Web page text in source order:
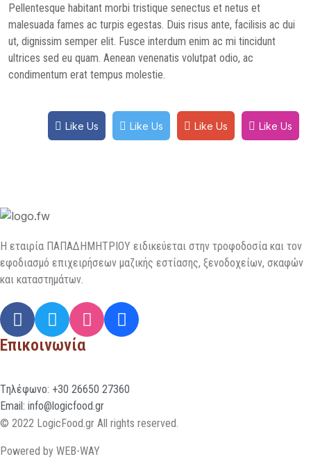
Pellentesque habitant morbi tristique senectus et netus et
malesuada fames ac turpis egestas. Duis risus ante, facilisis ac dui
ut, dignissim semper elit. Fusce interdum enim ac mi tincidunt
ultrices sed eu quam. Aenean venenatis volutpat odio, ac
condimentum erat tempus molestie.
Like Us Like Us Like Us Like Us
H εταιρία ΠΑΠΑΔΗΜΗΤΡΙΟΥ ειδικεύεται στην τροφοδοσία και τον
εφοδιασμό επιχειρήσεων µαζικής εστίασης, ξενοδοχείων, σκαφών
και καταστημάτων.
Επικοινωνία
Tηλέφωνο: +30 26650 27360
Email: info@logicfood.gr
© 2022 LogicFood.gr All rights reserved.
Powered by WEB-WAY